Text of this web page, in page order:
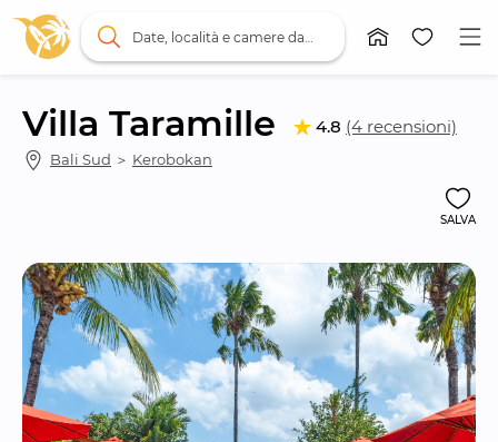
Villa Taramille 4.8 (4 recensioni)
Bali Sud ＞ Kerobokan
SALVA